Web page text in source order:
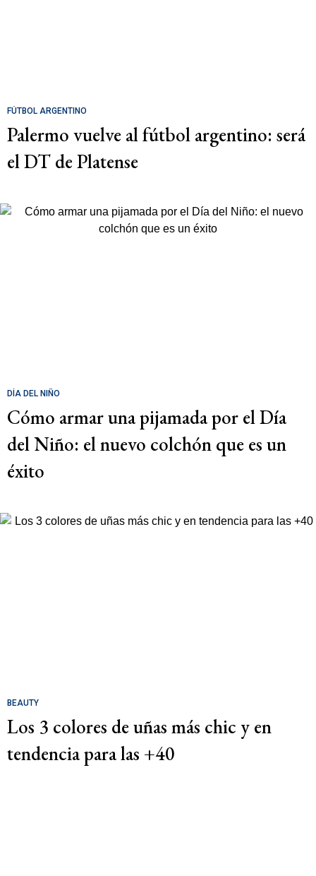
FÚTBOL ARGENTINO
Palermo vuelve al fútbol argentino: será
el DT de Platense
DÍA DEL NIÑO
Cómo armar una pijamada por el Día
del Niño: el nuevo colchón que es un
éxito
BEAUTY
Los 3 colores de uñas más chic y en
tendencia para las +40